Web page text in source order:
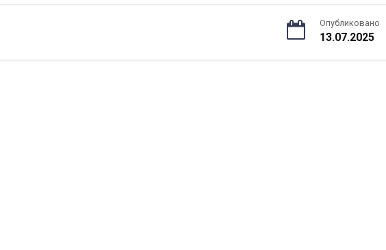
Опубликовано
13.07.2025